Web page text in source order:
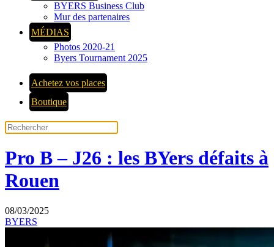
BYERS Business Club
Mur des partenaires
MÉDIAS
Photos 2020-21
Byers Tournament 2025
Achetez vos places
Boutique
Pro B – J26 : les BYers défaits à
Rouen
08/03/2025
BYERS